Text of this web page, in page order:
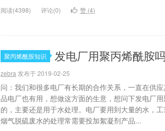
阅读(4398) 评论(0) 赞 (4)
聚丙烯酰胺知识 发电厂用聚丙烯酰胺
zebra 发布于 2019-02-25
问：我们和很多电厂有长期的合作关系，一直在供
品电厂也有用，想做这方面的生意，想问下发电厂
的，主要还是用于水处理。电厂要用到大量的水，
烟气脱硫废水的处理常需要投加絮凝剂产品...